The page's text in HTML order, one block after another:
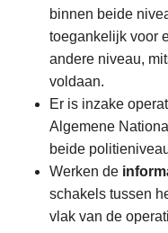
binnen beide
toegankelijk voor
andere niveau,
voldaan.
Er is inzake
Algemene
beide
Werken de
schakels tussen
vlak van de